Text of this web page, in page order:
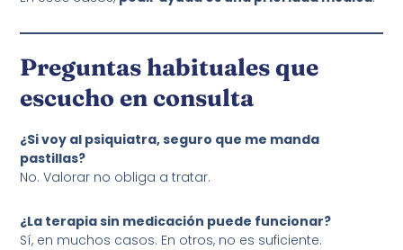
Preguntas habituales que
escucho en consulta
¿Si voy al psiquiatra, seguro que me manda
pastillas?
No. Valorar no obliga a tratar.
¿La terapia sin medicación puede funcionar?
Sí, en muchos casos. En otros, no es suficiente.